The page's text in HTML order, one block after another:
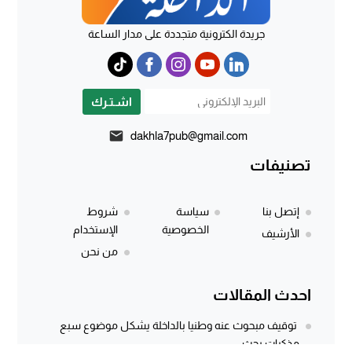
جريدة الكترونية متجددة على مدار الساعة
اشـتـرك
dakhla7pub@gmail.com
تصنيفات
إتصل بنا
الأرشيف
سياسة
الخصوصية
شروط
الإستخدام
من نحن
احدث المقالات
توقيف مبحوث عنه وطنيا بالداخلة يشكل موضوع سبع
مذكرات بحث